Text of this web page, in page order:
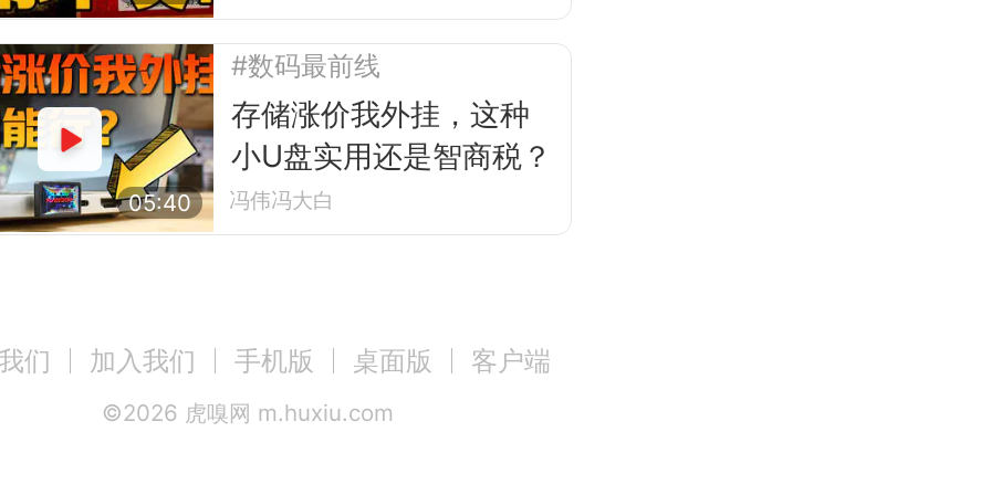
05:40
#数码最前线
存储涨价我外挂，这种
小U盘实用还是智商税？
冯伟冯大白
们 加入我们 手机版 桌面版 客户端
©2026 虎嗅网 m.huxiu.com